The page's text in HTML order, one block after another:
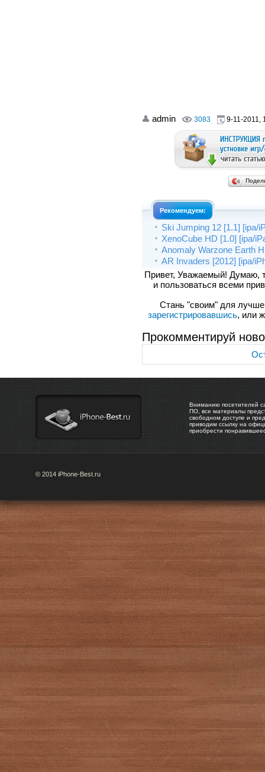
admin 3083 9-11-2011,
Рекомендуем:
Ski Jumping 12 [1.1] [ipa/
XenoCube HD [1.0] [ipa/
Anomaly Warzone Earth
AR Invaders [2012] [ipa/
Привет, Уважаемый! Думаю,
и пользоваться всеми
Стань "своим" для
зарегистрировавшись, или
Прокомментируй
Вниманию посетителей
ПО, все материалы
свободном доступе и
приводим ссылку на
приобрести
© 2014 iPhone-Best.ru